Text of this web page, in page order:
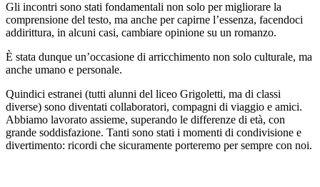
Gli incontri sono stati fondamentali non solo per migliorare la
comprensione del testo, ma anche per capirne l’essenza, facendoci
addirittura, in alcuni casi, cambiare opinione su un romanzo.
È stata dunque un’occasione di arricchimento non solo culturale, ma
anche umano e personale.
Quindici estranei (tutti alunni del liceo Grigoletti, ma di classi
diverse) sono diventati collaboratori, compagni di viaggio e amici.
Abbiamo lavorato assieme, superando le differenze di età, con
grande soddisfazione. Tanti sono stati i momenti di condivisione e
divertimento: ricordi che sicuramente porteremo per sempre con noi.